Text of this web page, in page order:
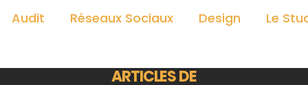
Audit Réseaux Sociaux Design Le
ARTICLES DE